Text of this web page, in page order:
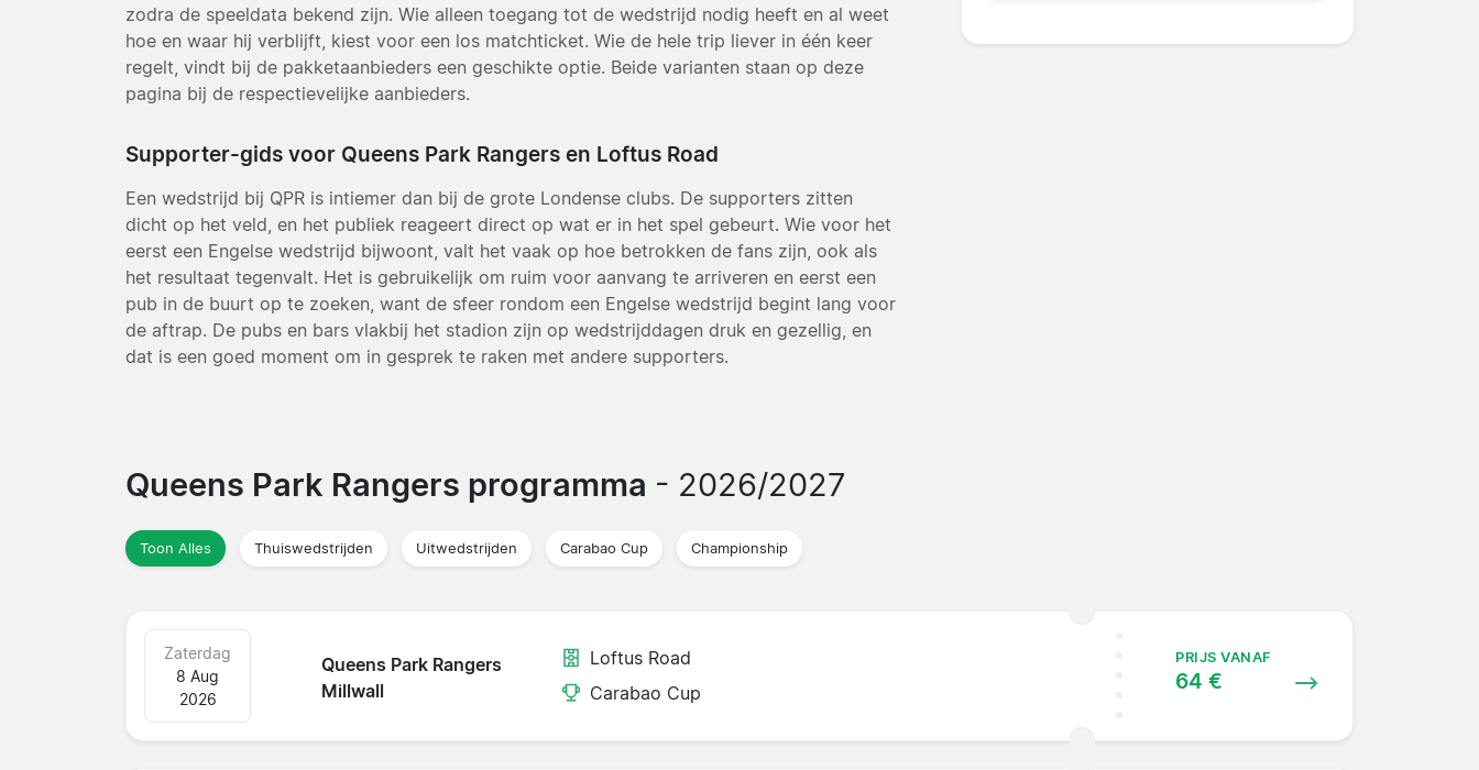
zodra de speeldata bekend zijn. Wie alleen toegang tot de wedstrijd nodig heeft en al weet
hoe en waar hij verblijft, kiest voor een los matchticket. Wie de hele trip liever in één keer
regelt, vindt bij de pakketaanbieders een geschikte optie. Beide varianten staan op deze
pagina bij de respectievelijke aanbieders.
Supporter-gids voor Queens Park Rangers en Loftus Road
Een wedstrijd bij QPR is intiemer dan bij de grote Londense clubs. De supporters zitten
dicht op het veld, en het publiek reageert direct op wat er in het spel gebeurt. Wie voor het
eerst een Engelse wedstrijd bijwoont, valt het vaak op hoe betrokken de fans zijn, ook als
het resultaat tegenvalt. Het is gebruikelijk om ruim voor aanvang te arriveren en eerst een
pub in de buurt op te zoeken, want de sfeer rondom een Engelse wedstrijd begint lang voor
de aftrap. De pubs en bars vlakbij het stadion zijn op wedstrijddagen druk en gezellig, en
dat is een goed moment om in gesprek te raken met andere supporters.
Queens Park Rangers programma - 2026/2027
Toon Alles Thuiswedstrijden Uitwedstrijden Carabao Cup Championship
Queens Park Rangers
Millwall
Zaterdag
8 Aug
2026
Loftus Road
Carabao Cup
PRIJS VANAF
64 €